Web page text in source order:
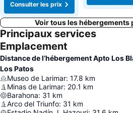
Consulter les prix
Voir tous les hébergements
Principaux services
Emplacement
Distance de l’hébergement Apto Los
Los Patos
Museo de Larimar: 17.8 km
Minas de Larimar: 20.1 km
Barahona: 31 km
Arco del Triunfo: 31 km